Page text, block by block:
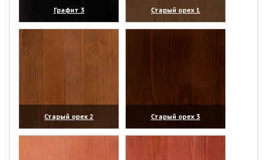
Графит 3
(увеличить)
Старый орех 1
(увеличить)
Старый орех 2
(увеличить)
Старый орех 3
(увеличить)